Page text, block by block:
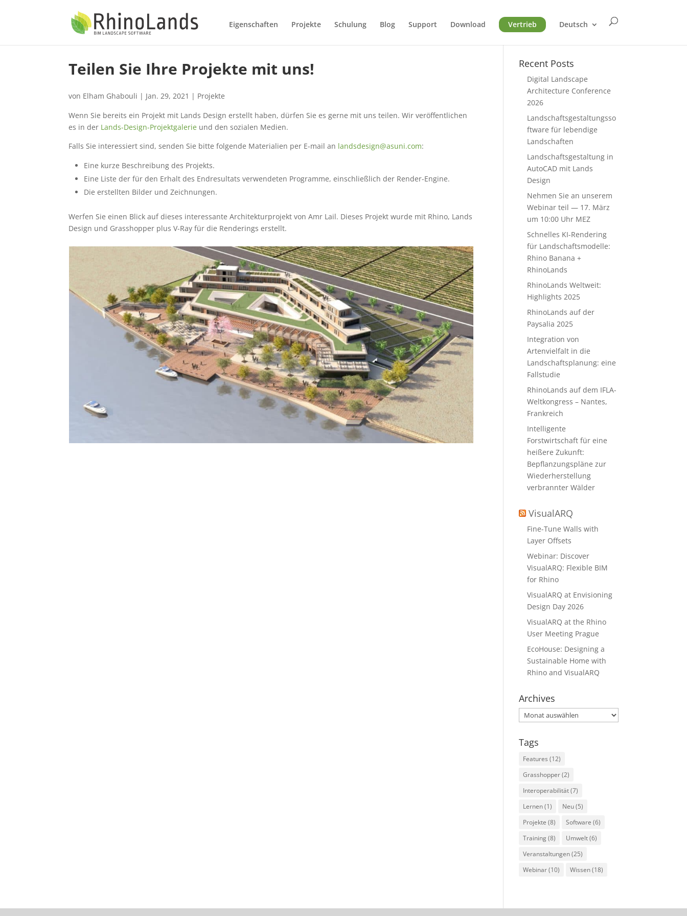
Eigenschaften Projekte Schulung Blog Support Download Vertrieb Deutsch
Teilen Sie Ihre Projekte mit uns!
von Elham Ghabouli | Jan. 29, 2021 | Projekte
Wenn Sie bereits ein Projekt mit Lands Design erstellt haben, dürfen Sie es gerne mit uns teilen. Wir veröffentlichen
es in der Lands-Design-Projektgalerie und den sozialen Medien.
Falls Sie interessiert sind, senden Sie bitte folgende Materialien per E-mail an landsdesign@asuni.com:
Eine kurze Beschreibung des Projekts.
Eine Liste der für den Erhalt des Endresultats verwendeten Programme, einschließlich der Render-Engine.
Die erstellten Bilder und Zeichnungen.
Werfen Sie einen Blick auf dieses interessante Architekturprojekt von Amr Lail. Dieses Projekt wurde mit Rhino, Lands
Design und Grasshopper plus V-Ray für die Renderings erstellt.
Recent Posts
Digital Landscape
Architecture Conference
2026
Landschaftsgestaltungsso
ftware für lebendige
Landschaften
Landschaftsgestaltung in
AutoCAD mit Lands
Design
Nehmen Sie an unserem
Webinar teil — 17. März
um 10:00 Uhr MEZ
Schnelles KI-Rendering
für Landschaftsmodelle:
Rhino Banana +
RhinoLands
RhinoLands Weltweit:
Highlights 2025
RhinoLands auf der
Paysalia 2025
Integration von
Artenvielfalt in die
Landschaftsplanung: eine
Fallstudie
RhinoLands auf dem IFLA-
Weltkongress – Nantes,
Frankreich
Intelligente
Forstwirtschaft für eine
heißere Zukunft:
Bepflanzungspläne zur
Wiederherstellung
verbrannter Wälder
VisualARQ
Fine-Tune Walls with
Layer Offsets
Webinar: Discover
VisualARQ: Flexible BIM
for Rhino
VisualARQ at Envisioning
Design Day 2026
VisualARQ at the Rhino
User Meeting Prague
EcoHouse: Designing a
Sustainable Home with
Rhino and VisualARQ
Archives
Archives
Tags
Features (12)
Grasshopper(2)
Interoperabilität(7)
Lernen(1) Neu(5)
Projekte (8) Software (6)
Training(8) Umwelt(6)
Veranstaltungen(25)
Webinar(10) Wissen(18)